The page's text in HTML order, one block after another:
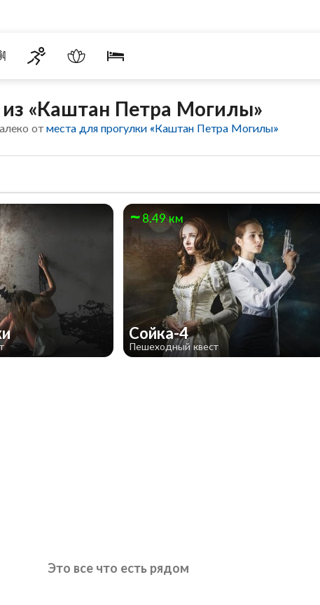
«Каштан Петра Могилы»
отместа для прогулки «Каштан Петра Могилы»
8.49 км
Сойка-4
Пешеходный квест
Это все что есть рядом